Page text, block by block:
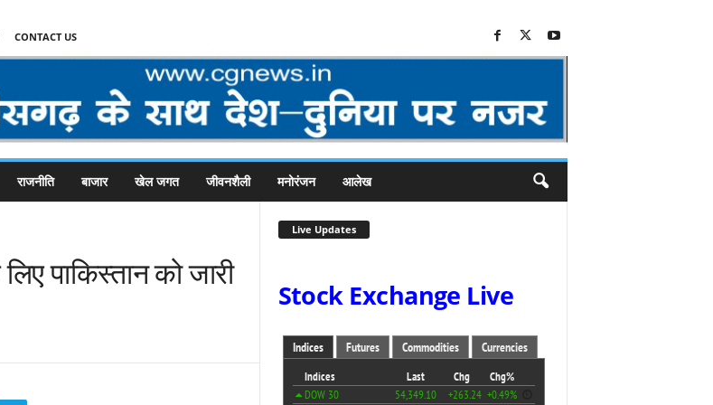
CONTACT US
राजनीति बाजार खेल जगत जीवनशैली मनोरंजन आलेख
पाकिस्तान को जारी
Live Updates
Stock Exchange Live